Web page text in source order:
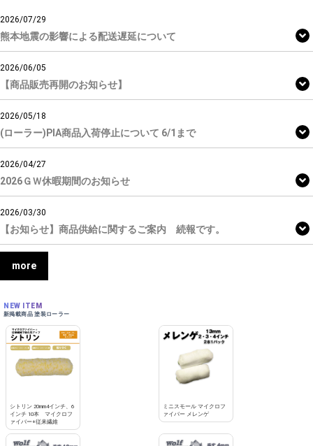
2026/07/29
熊本地震の影響による配送遅延について
2026/06/05
【商品販売再開のお知らせ】
2026/05/18
(ローラー)PIA商品入荷停止について 6/1まで
2026/04/27
2026ＧＷ休暇期間のお知らせ
2026/03/30
【お知らせ】商品供給に関するご案内 続報です。
more
NEW ITEM
新掲載商品 塗装ローラー
シトリン 20mm4インチ、6
インチ 10本 マイクロフ
ァイバー+従来繊維
ミニスモール マイクロフ
ァイバー メレンゲ